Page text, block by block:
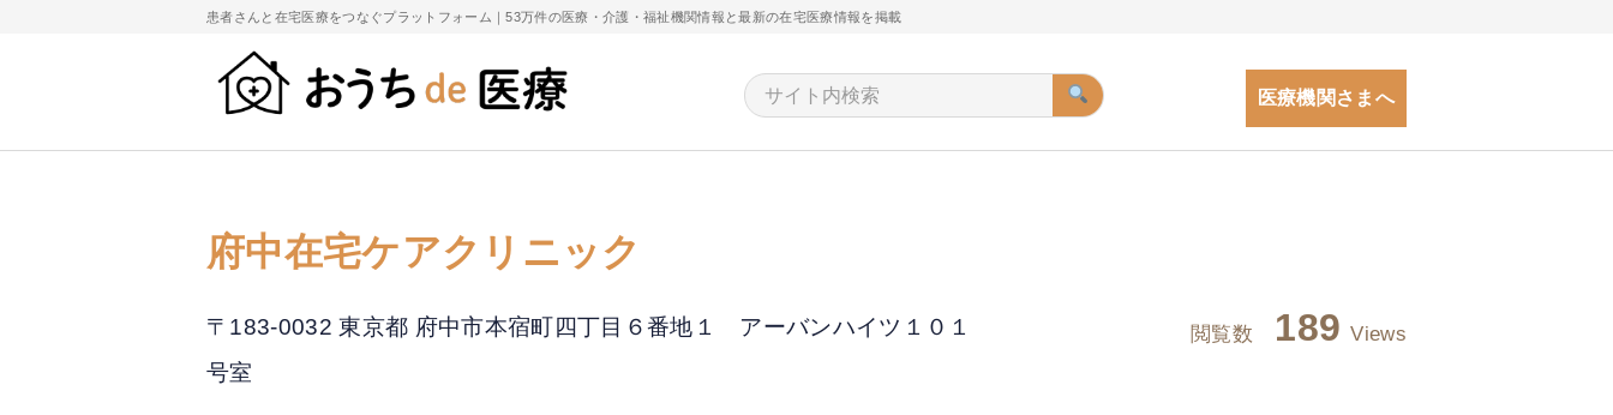
患者さんと在宅医療をつなぐプラットフォーム｜53万件の医療・介護・福祉機関情報と最新の在宅医療情報を掲載
医療機関さまへ
府中在宅ケアクリニック
〒183-0032 東京都 府中市本宿町四丁目６番地１ アーバンハイツ１０１
号室
閲覧数 189 Views